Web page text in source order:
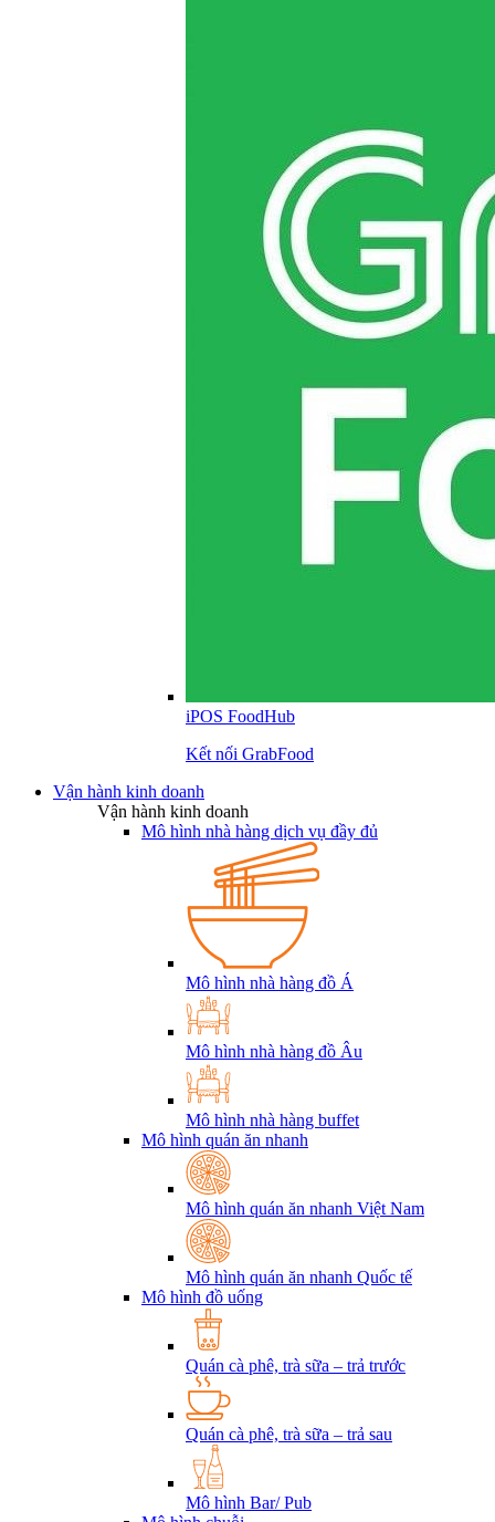
iPOS FoodHub
Kết nối GrabFood
Vận hành kinh doanh
Vận hành kinh doanh
Mô hình nhà hàng dịch vụ đầy đủ
Mô hình nhà hàng đồ Á
Mô hình nhà hàng đồ Âu
Mô hình nhà hàng buffet
Mô hình quán ăn nhanh
Mô hình quán ăn nhanh Việt Nam
Mô hình quán ăn nhanh Quốc tế
Mô hình đồ uống
Quán cà phê, trà sữa – trả trước
Quán cà phê, trà sữa – trả sau
Mô hình Bar/ Pub